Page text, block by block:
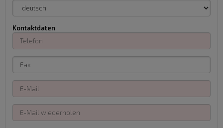
Kontaktdaten